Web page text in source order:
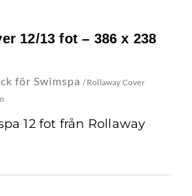
12/13 fot – 386 x 238
för Swimspa / Rollaway Cover
12 fot från Rollaway